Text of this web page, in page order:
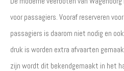
voor passagiers. Vooraf reserveren
passagiers is daarom niet nodig en
druk is worden extra afvaarten
zijn wordt dit bekendgemaakt in het